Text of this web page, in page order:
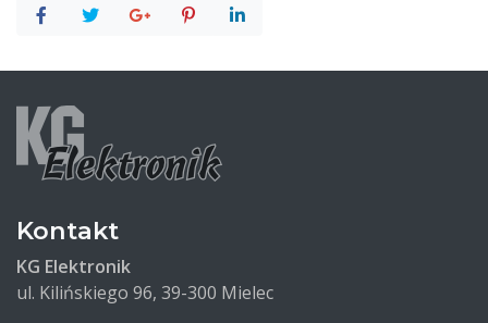
Kontakt
KG Elektronik
ul. Kilińskiego 96, 39-300 Mielec